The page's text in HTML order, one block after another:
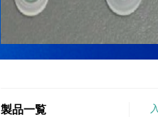
製品一覧